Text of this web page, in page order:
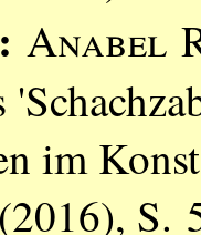
Anabel
im
S.